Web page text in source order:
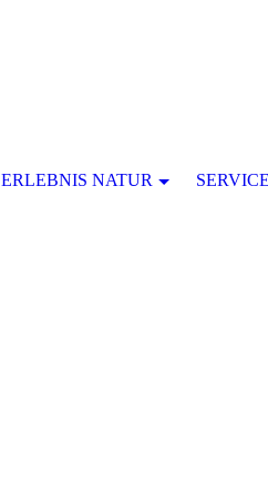
ERLEBNIS NATUR